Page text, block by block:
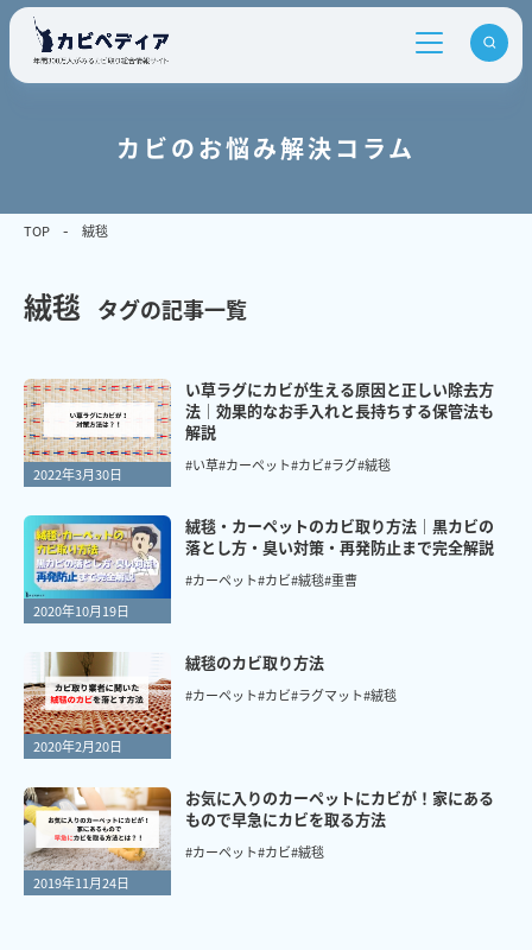
カビのお悩み解決コラム
TOP 絨毯
絨毯 タグの記事一覧
2022年3月30日
い草ラグにカビが生える原因と正しい除去方
法｜効果的なお手入れと長持ちする保管法も
解説
#い草#カーペット#カビ#ラグ#絨毯
2020年10月19日
絨毯・カーペットのカビ取り方法｜黒カビの
落とし方・臭い対策・再発防止まで完全解説
#カーペット#カビ#絨毯#重曹
2020年2月20日
絨毯のカビ取り方法
#カーペット#カビ#ラグマット#絨毯
2019年11月24日
お気に入りのカーペットにカビが！家にある
もので早急にカビを取る方法
#カーペット#カビ#絨毯